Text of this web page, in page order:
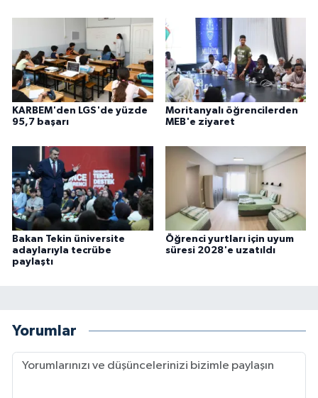
KARBEM'den LGS'de yüzde
95,7 başarı
Moritanyalı öğrencilerden
MEB'e ziyaret
Bakan Tekin üniversite
adaylarıyla tecrübe
paylaştı
Öğrenci yurtları için uyum
süresi 2028'e uzatıldı
Yorumlar